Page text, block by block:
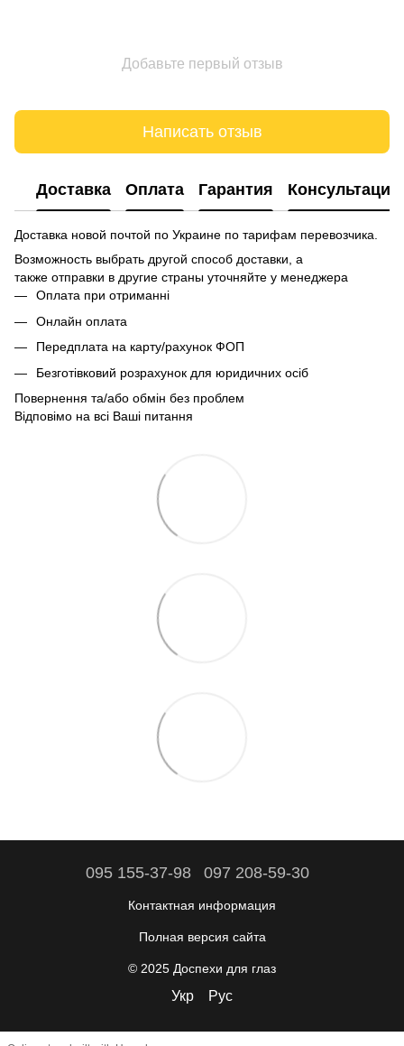
Добавьте первый отзыв
Написать отзыв
Доставка Оплата Гарантия Консультация
Доставка новой почтой по Украине по тарифам перевозчика.
Возможность выбрать другой способ доставки, а
также отправки в другие страны уточняйте у менеджера
Оплата при отриманні
Онлайн оплата
Передплата на карту/рахунок ФОП
Безготівковий розрахунок для юридичних осіб
Повернення та/або обмін без проблем
Відповімо на всі Ваші питання
095 155-37-98 097 208-59-30
Контактная информация
Полная версия сайта
© 2025 Доспехи для глаз
Укр Рус